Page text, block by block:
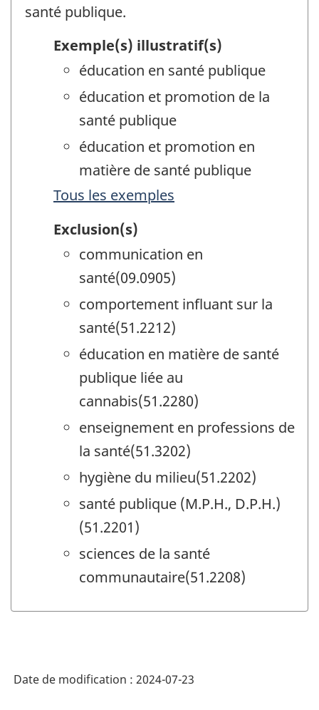
santé publique.
Exemple(s) illustratif(s)
éducation en santé publique
éducation et promotion de la
santé publique
éducation et promotion en
matière de santé publique
Tous les exemples
Exclusion(s)
communication en
santé(09.0905)
comportement influant sur la
santé(51.2212)
éducation en matière de santé
publique liée au
cannabis(51.2280)
enseignement en professions de
la santé(51.3202)
hygiène du milieu(51.2202)
santé publique (M.P.H., D.P.H.)
(51.2201)
sciences de la santé
communautaire(51.2208)
Date de modification : 2024-07-23